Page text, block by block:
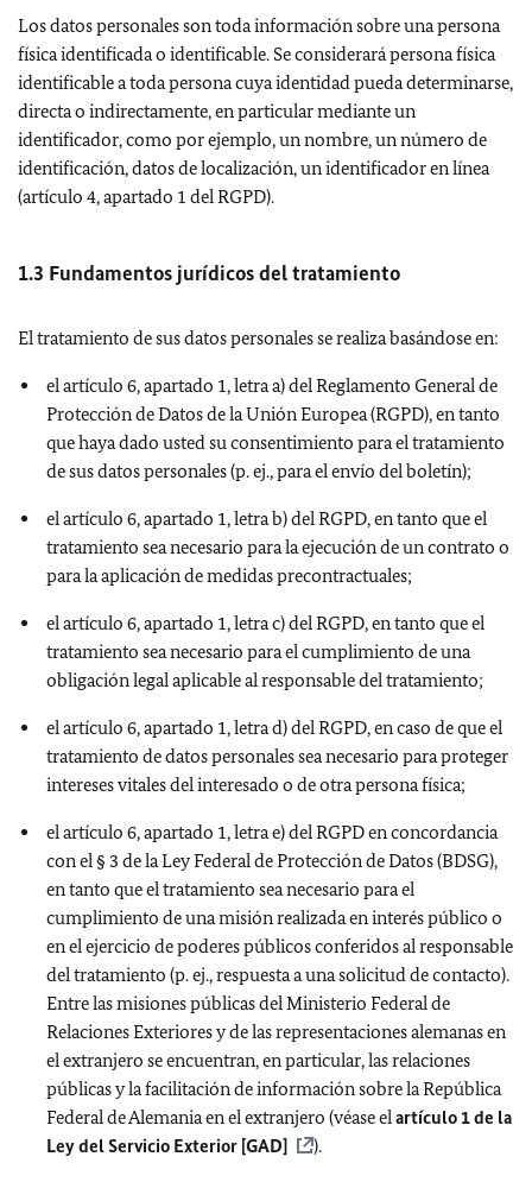
Los datos personales son toda información sobre una persona
física identificada o identificable. Se considerará persona física
identificable a toda persona cuya identidad pueda determinarse,
directa o indirectamente, en particular mediante un
identificador, como por ejemplo, un nombre, un número de
identificación, datos de localización, un identificador en línea
(artículo 4, apartado 1 del RGPD).
1.3 Fundamentos jurídicos del tratamiento
El tratamiento de sus datos personales se realiza basándose en:
el artículo 6, apartado 1, letra a) del Reglamento General de
Protección de Datos de la Unión Europea (RGPD), en tanto
que haya dado usted su consentimiento para el tratamiento
de sus datos personales (p. ej., para el envío del boletín);
el artículo 6, apartado 1, letra b) del RGPD, en tanto que el
tratamiento sea necesario para la ejecución de un contrato o
para la aplicación de medidas precontractuales;
el artículo 6, apartado 1, letra c) del RGPD, en tanto que el
tratamiento sea necesario para el cumplimiento de una
obligación legal aplicable al responsable del tratamiento;
el artículo 6, apartado 1, letra d) del RGPD, en caso de que el
tratamiento de datos personales sea necesario para proteger
intereses vitales del interesado o de otra persona física;
el artículo 6, apartado 1, letra e) del RGPD en concordancia
con el § 3 de la Ley Federal de Protección de Datos (BDSG),
en tanto que el tratamiento sea necesario para el
cumplimiento de una misión realizada en interés público o
en el ejercicio de poderes públicos conferidos al responsable
del tratamiento (p. ej., respuesta a una solicitud de contacto).
Entre las misiones públicas del Ministerio Federal de
Relaciones Exteriores y de las representaciones alemanas en
el extranjero se encuentran, en particular, las relaciones
públicas y la facilitación de información sobre la República
Federal de Alemania en el extranjero (véase elartículo 1 de la
Ley del Servicio Exterior [GAD]
).